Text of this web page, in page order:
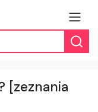
[zeznania